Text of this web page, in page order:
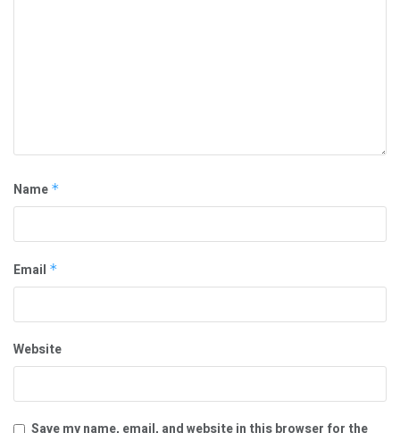
Name *
Email *
Website